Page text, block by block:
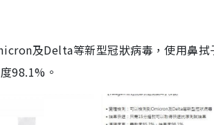
及Delta等新型冠狀病毒，使用鼻拭
98.1%。